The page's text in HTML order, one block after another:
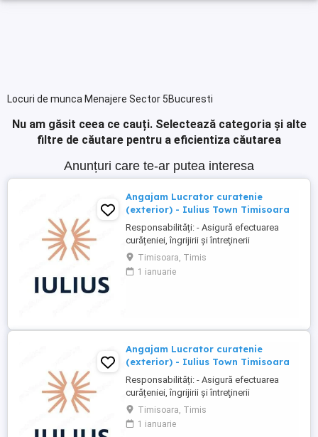
Locuri de munca Menajere Sector 5Bucuresti
Nu am găsit ceea ce cauți. Selectează categoria și alte
filtre de căutare pentru a eficientiza căutarea
Anunțuri care te-ar putea interesa
Angajam Lucrator curatenie
(exterior) - Iulius Town Timisoara
Responsabilități: - Asigură efectuarea
curățeniei, îngrijirii şi întreţinerii
amplasamentului exterior al Mall-ului; -
Colectează cartoanele din locaţie şi le
trimite spre punctul de colectare; - Pe timp
Timisoara, Timis
1 ianuarie
Angajam Lucrator curatenie
(exterior) - Iulius Town Timisoara
Responsabilități: - Asigură efectuarea
curățeniei, îngrijirii şi întreţinerii
amplasamentului exterior al Mall-ului; -
Colectează cartoanele din locaţie şi le
trimite spre punctul de colectare; - Pe timp
Timisoara, Timis
1 ianuarie